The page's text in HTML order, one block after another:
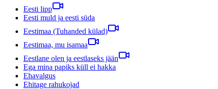
Eesti lipp
Eesti muld ja eesti süda
Eestimaa (Tuhanded külad)
Eestimaa, mu isamaa
Eestlane olen ja eestlaseks jään
Ega mina papiks küll ei hakka
Ehavalgus
Ehitage rahukojad